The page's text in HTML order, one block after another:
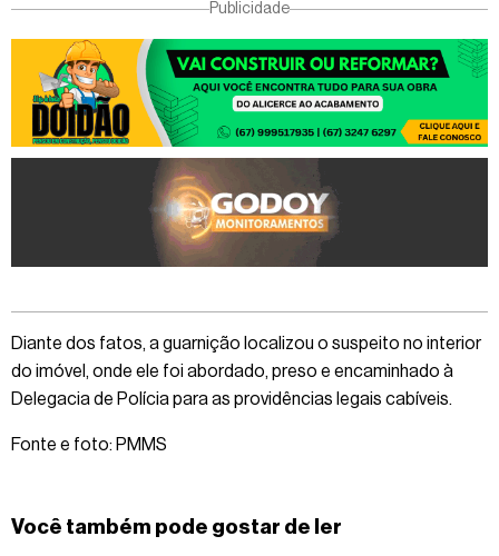
Publicidade
Diante dos fatos, a guarnição localizou o suspeito no interior
do imóvel, onde ele foi abordado, preso e encaminhado à
Delegacia de Polícia para as providências legais cabíveis.
Fonte e foto: PMMS
Você também pode gostar de ler